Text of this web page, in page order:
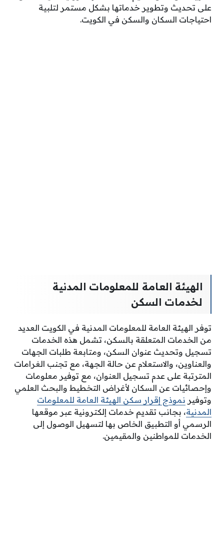
على تحديث وتطوير خدماتها بشكل مستمر لتلبية
احتياجات السكان والسكن في الكويت.
الهيئة العامة للمعلومات المدنية
لخدمات السكن
توفر الهيئة العامة للمعلومات المدنية في الكويت العديد
من الخدمات المتعلقة بالسكن، تشمل هذه الخدمات
تسجيل وتحديث عنوان السكن، ومتابعة طلبات الجهات
والعناوين، والاستعلام عن حالة الجهة، مع تجنب الغرامات
المترتبة على عدم تسجيل العنوان، مع توفير معلومات
وإحصائيات عن السكان لأغراض التخطيط والبحث العلمي
وتوفير نموذج إقرار سكن الهيئة العامة للمعلومات
المدنية، بجانب تقديم خدمات إلكترونية عبر موقعها
الرسمي أو التطبيق الخاص بها لتسهيل الوصول إلى
الخدمات للمواطنين والمقيمين.